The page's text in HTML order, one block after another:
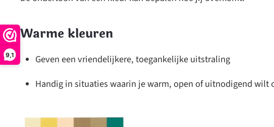
9,1
Warme kleuren
Geven een vriendelijkere, toegankelijke uitstraling
Handig in situaties waarin je warm, open of uitnodigend wilt